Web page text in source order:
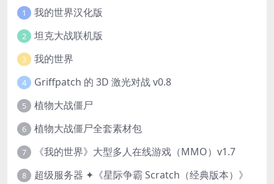
1 我的世界汉化版
2 坦克大战联机版
3 我的世界
4 Griffpatch 的 3D 激光对战 v0.8
5 植物大战僵尸
6 植物大战僵尸全套素材包
7 《我的世界》大型多人在线游戏（MMO）v1.7
8 超级服务器 ✦《星际争霸 Scratch（经典版本）》